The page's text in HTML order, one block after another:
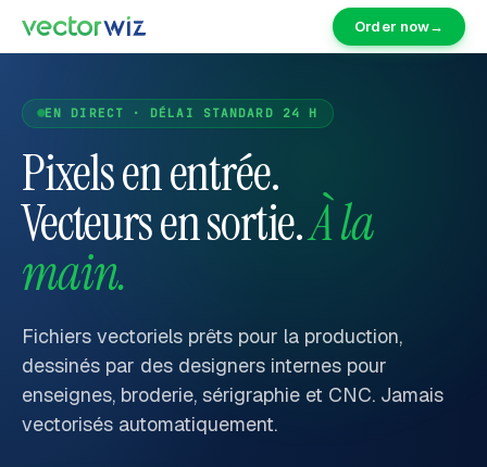
Order now→
EN DIRECT · DÉLAI STANDARD 24 H
Pixels en entrée.
Vecteurs en sortie.À la
main.
Fichiers vectoriels prêts pour la production,
dessinés par des designers internes pour
enseignes, broderie, sérigraphie et CNC. Jamais
vectorisés automatiquement.